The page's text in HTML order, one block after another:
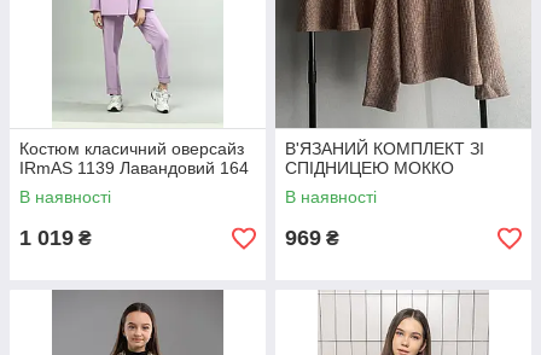
Костюм класичний оверсайз
ІRmAS 1139 Лавандовий 164
В наявності
1 019 ₴
В'ЯЗАНИЙ КОМПЛЕКТ ЗІ
СПІДНИЦЕЮ МОККО
В наявності
969 ₴